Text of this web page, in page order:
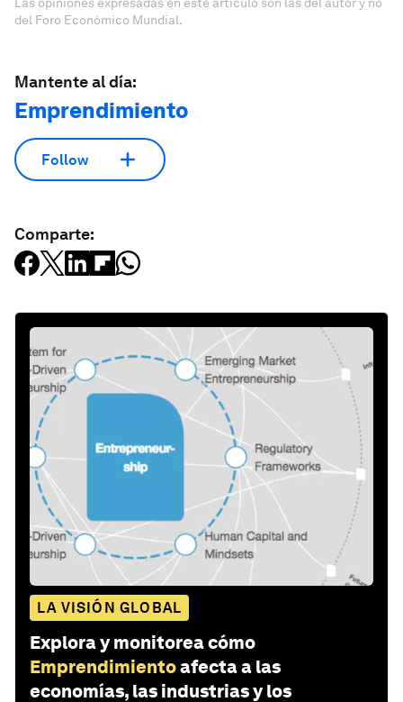
del Foro Económico Mundial.
Mantente al día:
Emprendimiento
Follow
Comparte:
LA VISIÓN GLOBAL
Explora y monitorea cómo
Emprendimientoafecta a las
economías, las industrias y los